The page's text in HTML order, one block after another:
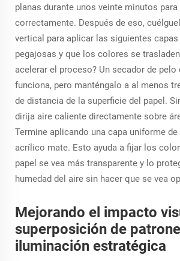
planas durante unos veinte minutos
correctamente. Después de eso,
vertical para aplicar las siguientes
pegajosas y que los colores se
acelerar el proceso? Un secador de pelo
funciona, pero manténgalo a al menos
de distancia de la superficie del papel.
dirija aire caliente directamente sobre
Termine aplicando una capa uniforme
acrílico mate. Esto ayuda a fijar los
papel se vea más transparente y lo
humedad del aire sin hacer que se vea
Mejorando el impacto
superposición de
iluminación estratégica